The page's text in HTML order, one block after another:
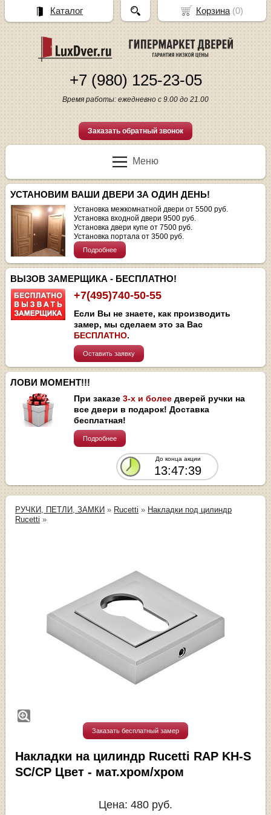
+7 (980) 125-23-05
Время работы: ежедневно с 9.00 до 21.00
Заказать обратный звонок
Меню
УСТАНОВИМ ВАШИ ДВЕРИ ЗА ОДИН ДЕНЬ!
Установка межкомнатной двери от 5500 руб.
Установка входной двери 9500 руб.
Установка двери купе от 7500 руб.
Установка портала от 3500 руб.
Подробнее
ВЫЗОВ ЗАМЕРЩИКА - БЕСПЛАТНО!
+7(495)740-50-55
Если Вы не знаете, как производить
замер, мы сделаем это за Вас
БЕСПЛАТНО.
Оставить заявку
ЛОВИ МОМЕНТ!!!
При заказе3-х и более дверей ручки на
все двери в подарок! Доставка
бесплатная!
Подробнее
До конца акции
13:47:39
РУЧКИ, ПЕТЛИ, ЗАМКИ » Rucetti » Накладки под цилиндр
Rucetti »
Заказать бесплатный замер
Накладки на цилиндр Rucetti RAP KH-S
SC/CP Цвет - мат.хром/хром
Цена: 480 руб.
Корзина(0)
Каталог